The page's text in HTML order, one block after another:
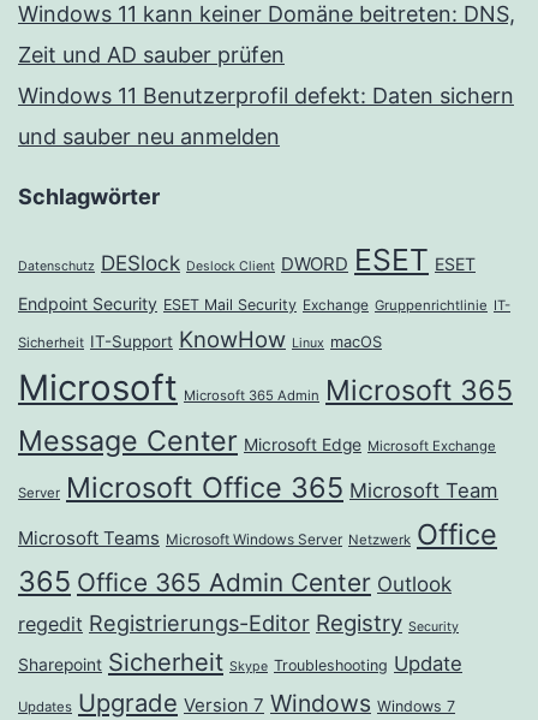
Windows 11 kann keiner Domäne beitreten: DNS,
Zeit und AD sauber prüfen
Windows 11 Benutzerprofil defekt: Daten sichern
und sauber neu anmelden
Schlagwörter
Datenschutz DESlock Deslock Client DWORD ESET ESET
Endpoint Security ESET Mail Security Exchange Gruppenrichtlinie IT-
Sicherheit IT-Support KnowHow Linux macOS
Microsoft Microsoft 365 Admin Microsoft 365
Message Center Microsoft Edge Microsoft Exchange
Server Microsoft Office 365 Microsoft Team
Microsoft Teams Microsoft Windows Server Netzwerk Office
365 Office 365 Admin Center Outlook
regedit Registrierungs-Editor Registry Security
Sharepoint Sicherheit Skype Troubleshooting Update
Updates Upgrade Version 7 Windows Windows 7